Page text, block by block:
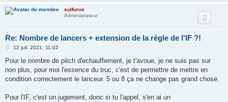
sulfurus
Administrateur
Re: Nombre de lancers + extension de la règle de l'IF ?!
M
s
a
g
12 juil. 2021, 11:02
Pour le nombre de pitch d'echauffement, je t'avoue, je ne suis pas sur
non plus, pour moi l'essence du truc, c'est de permettre de mettre en
condition correctement le lanceur. 5 ou 8 ça ne change pas grand chose.
Pour l'IF, c'est un jugement, donc si tu l'appel, s'en ai un